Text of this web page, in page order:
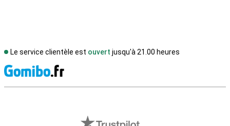
Le service clientèle est ouvert jusqu'à 21.00 heures